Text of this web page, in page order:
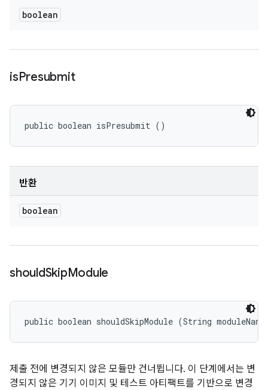
boolean
isPresubmit
public boolean isPresubmit ()
반환
boolean
shouldSkipModule
public boolean shouldSkipModule (String
제출 전에 변경되지 않은 모듈만 건너뜁니다. 이 단계에서는 변
경되지 않은 기기 이미지 및 테스트 아티팩트를 기반으로 변경